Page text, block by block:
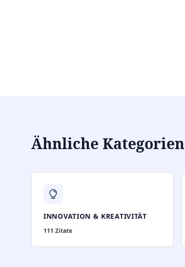
Ähnliche Kategorien
INNOVATION & KREATIVITÄT
111 Zitate